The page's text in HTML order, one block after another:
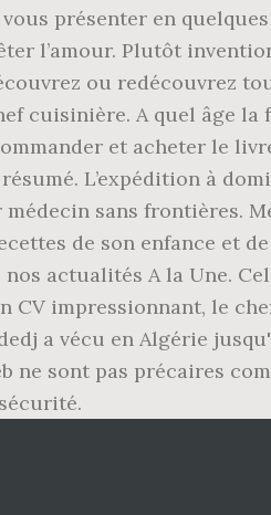
présenter en
l’amour. Plutôt
ou redécouvrez
cuisinière. A quel âge
et acheter le
L’expédition à
sans frontières.
de son enfance et
actualités A la Une.
CV impressionnant, le
a vécu en Algérie
ne sont pas précaires